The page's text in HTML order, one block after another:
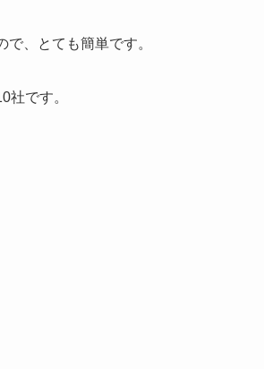
、とても簡単です。
社です。